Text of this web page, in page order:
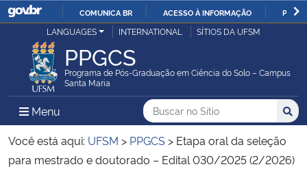
IR
O
COMUNICA BR ACESSO À INFORMAÇÃO
Ministério da Justiça e Segurança Pública
Ministério da Defesa
Ministério das Relações Exteriores
LANGUAGES INTERNATIONAL SÍTIOS DA UFSM
PPGCS
Programa de Pós-Graduação em Ciência do Solo – Campus
Santa Maria
Menu Menu Principal do Sítio
Busca
Buscar no no Sítio
Busca:
Você está aqui: UFSM > PPGCS > Etapa oral da seleção
para mestrado e doutorado – Edital 030/2025 (2/2026)